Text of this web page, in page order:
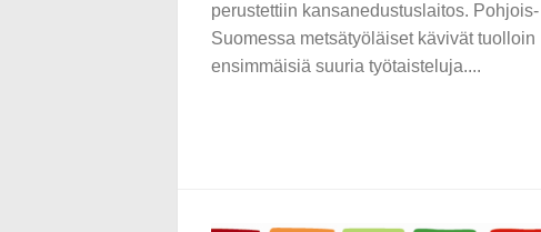
perustettiin kansanedustuslaitos. Pohjois-
Suomessa metsätyöläiset kävivät tuolloin
ensimmäisiä suuria työtaisteluja....